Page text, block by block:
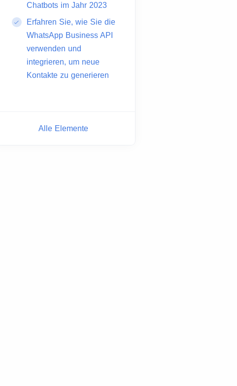
Chatbots im Jahr 2023
Erfahren Sie, wie Sie die
WhatsApp Business API
verwenden und
integrieren, um neue
Kontakte zu generieren
Alle Elemente